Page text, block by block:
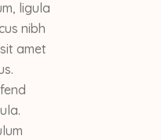
ligula
nibh
amet